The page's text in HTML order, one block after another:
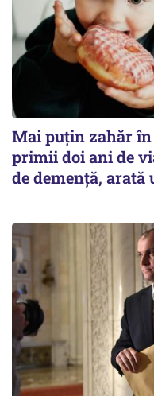
Mai puțin zahăr
primii doi ani de
de demență, arată